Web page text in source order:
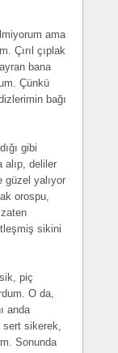
ama
Çırıl çıplak
bana
Çünkü
bağı
gibi
alıp, deliler
güzel yalıyor
orospu,
sikini
piç
O da,
anda
sert sikerek,
Sonunda